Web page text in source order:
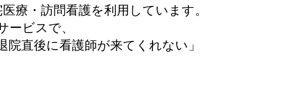
療・訪問看護を利用しています。
ービスで、
院直後に看護師が来てくれない」